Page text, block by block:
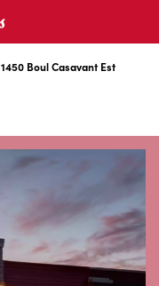
1450 Boul Casavant Est